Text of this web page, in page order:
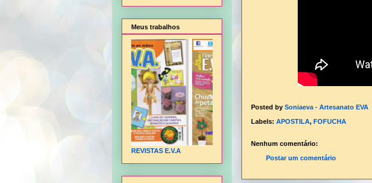
Posted by Soniaeva - Artesanato EVA
Labels: APOSTILA, FOFUCHA
Nenhum comentário:
Postar um comentário
Meus trabalhos
REVISTAS E.V.A